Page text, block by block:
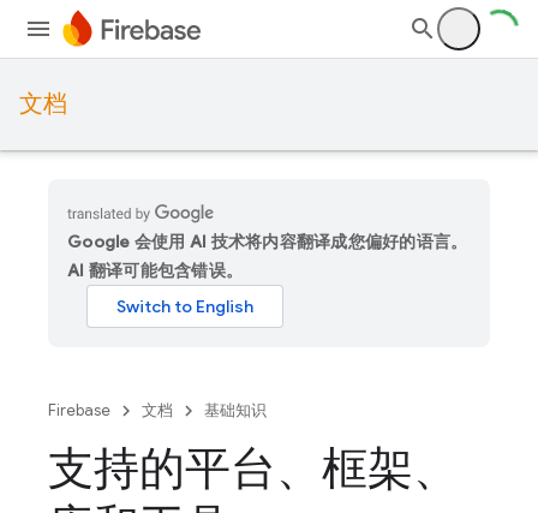
文档
Google 会使用 AI 技术将内容翻译成您偏好的语言。
AI 翻译可能包含错误。
Firebase 文档 基础知识
支持的平台、框架、